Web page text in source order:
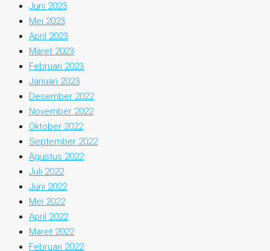
Juni 2023
Mei 2023
April 2023
Maret 2023
Februari 2023
Januari 2023
Desember 2022
November 2022
Oktober 2022
September 2022
Agustus 2022
Juli 2022
Juni 2022
Mei 2022
April 2022
Maret 2022
Februari 2022